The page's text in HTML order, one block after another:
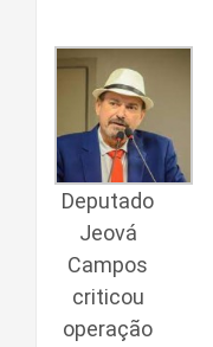
Deputado
Jeová
Campos
criticou
operação